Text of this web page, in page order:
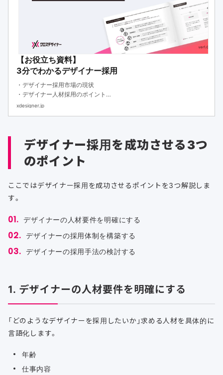
【お役立ち資料】
3分でわかるデザイナー採用
・デザイナー採用市場の現状
・デザイナー人材採用のポイント
・デザイナーの評価基準と採用フローをまとめました
xdesigner.jp
デザイナー採用を成功させる3つ
のポイント
ここではデザイナー採用を成功させるポイントを3つ解説しま
す。
デザイナーの人材要件を明確にする
デザイナーの採用体制を構築する
デザイナーの採用手法の検討する
1. デザイナーの人材要件を明確にする
「どのようなデザイナーを採用したいか」求める人材を具体的に
言語化します。
年齢
仕事内容